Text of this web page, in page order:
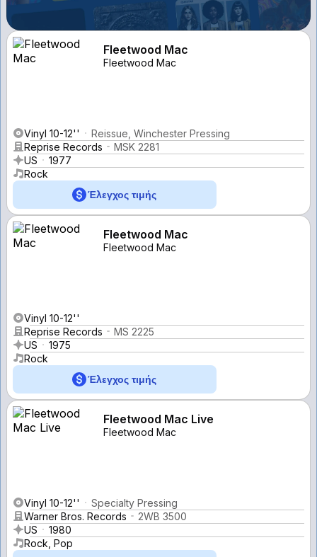
Fleetwood Mac
Fleetwood Mac
Vinyl 10-12''
Reissue, Winchester Pressing
Reprise Records
MSK 2281
US
1977
Rock
Έλεγχος τιμής
Fleetwood Mac
Fleetwood Mac
Vinyl 10-12''
Reprise Records
MS 2225
US
1975
Rock
Έλεγχος τιμής
Fleetwood Mac Live
Fleetwood Mac
Vinyl 10-12''
Specialty Pressing
Warner Bros. Records
2WB 3500
US
1980
Rock, Pop